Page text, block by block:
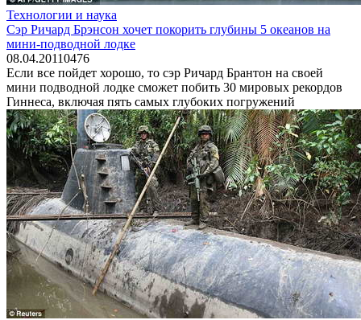
Технологии и наука
Сэр Ричард Брэнсон хочет покорить глубины 5 океанов на
мини-подводной лодке
08.04.20110476
Если все пойдет хорошо, то сэр Ричард Брантон на своей
мини подводной лодке сможет побить 30 мировых рекордов
Гиннеса, включая пять самых глубоких погружений